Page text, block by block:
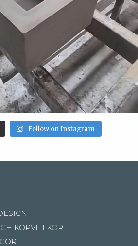
Follow on Instagram
KÖPVILLKOR